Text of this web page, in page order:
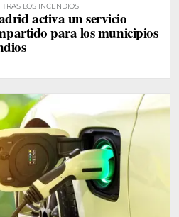
LOS INCENDIOS
activa un servicio
para los municipios